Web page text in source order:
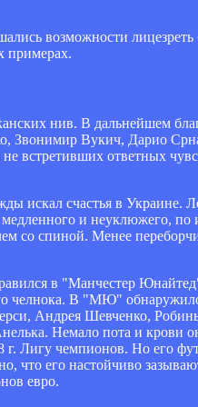
возможности
примерах.
нив. В дальнейшем
Звонимир Вукич, Дарио
встретивших ответных
искал счастья в Украине.
и неуклюжего, по
со спиной. Менее
в "Манчестер
челнока. В "МЮ"
Андрея Шевченко,
Немало пота и крови
Лигу чемпионов. Но его
что его настойчиво
евро.